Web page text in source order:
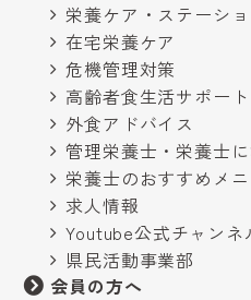
栄養ケア・ステーショ
在宅栄養ケア
危機管理対策
高齢者食生活サポート
外食アドバイス
管理栄養士・栄養士
栄養士のおすすめメ
求人情報
Youtube公式チャンネ
県民活動事業部
会員の方へ